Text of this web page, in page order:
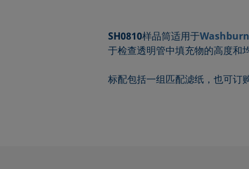
SH0810样品筒适用于
于检查透明管中填充物的高度和
标配包括一组匹配滤纸，也可订